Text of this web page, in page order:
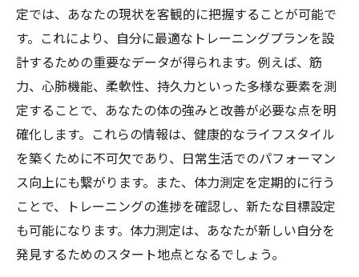
定では、あなたの現状を客観的に把握することが可能で
す。これにより、自分に最適なトレーニングプランを設
計するための重要なデータが得られます。例えば、筋
力、心肺機能、柔軟性、持久力といった多様な要素を測
定することで、あなたの体の強みと改善が必要な点を明
確化します。これらの情報は、健康的なライフスタイル
を築くために不可欠であり、日常生活でのパフォーマン
ス向上にも繋がります。また、体力測定を定期的に行う
ことで、トレーニングの進捗を確認し、新たな目標設定
も可能になります。体力測定は、あなたが新しい自分を
発見するためのスタート地点となるでしょう。